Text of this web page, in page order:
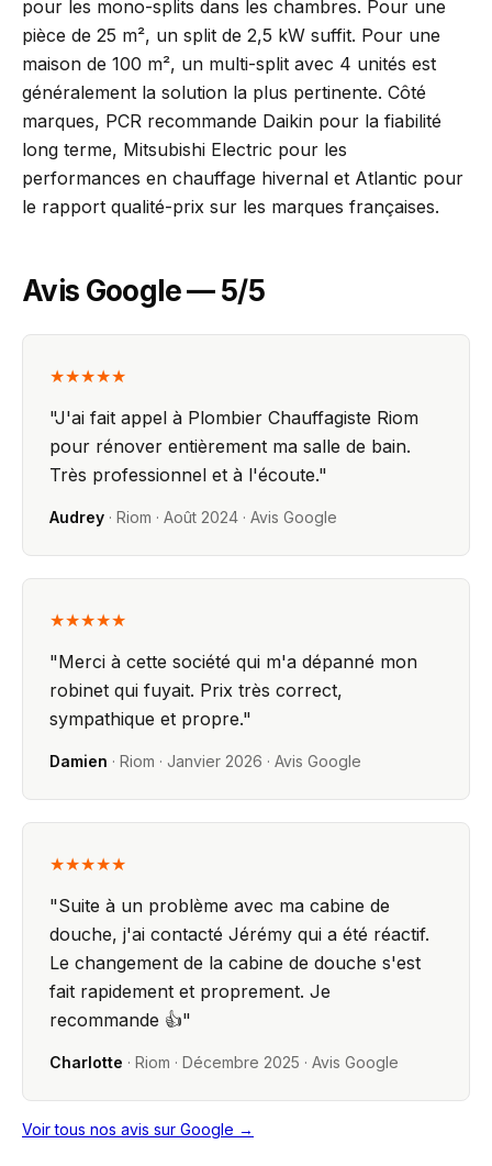
pour les mono-splits dans les chambres. Pour une
pièce de 25 m², un split de 2,5 kW suffit. Pour une
maison de 100 m², un multi-split avec 4 unités est
généralement la solution la plus pertinente. Côté
marques, PCR recommande Daikin pour la fiabilité
long terme, Mitsubishi Electric pour les
performances en chauffage hivernal et Atlantic pour
le rapport qualité-prix sur les marques françaises.
Avis Google — 5/5
★★★★★
"J'ai fait appel à Plombier Chauffagiste Riom
pour rénover entièrement ma salle de bain.
Très professionnel et à l'écoute."
Audrey · Riom · Août 2024 · Avis Google
★★★★★
"Merci à cette société qui m'a dépanné mon
robinet qui fuyait. Prix très correct,
sympathique et propre."
Damien · Riom · Janvier 2026 · Avis Google
★★★★★
"Suite à un problème avec ma cabine de
douche, j'ai contacté Jérémy qui a été réactif.
Le changement de la cabine de douche s'est
fait rapidement et proprement. Je
recommande 👍"
Charlotte · Riom · Décembre 2025 · Avis Google
Voir tous nos avis sur Google →